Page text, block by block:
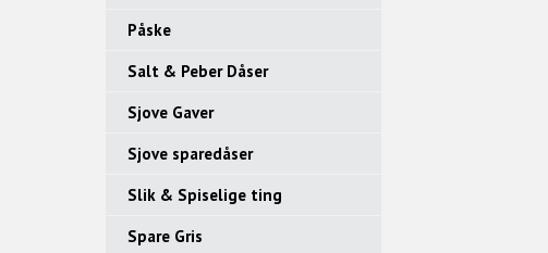
Påske
Salt & Peber Dåser
Sjove Gaver
Sjove sparedåser
Slik & Spiselige ting
Spare Gris